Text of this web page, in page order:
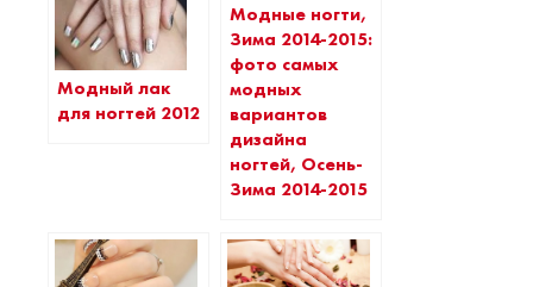
Модный лак
для ногтей 2012
Модные ногти,
Зима 2014-2015:
фото самых
модных
вариантов
дизайна
ногтей, Осень-
Зима 2014-2015